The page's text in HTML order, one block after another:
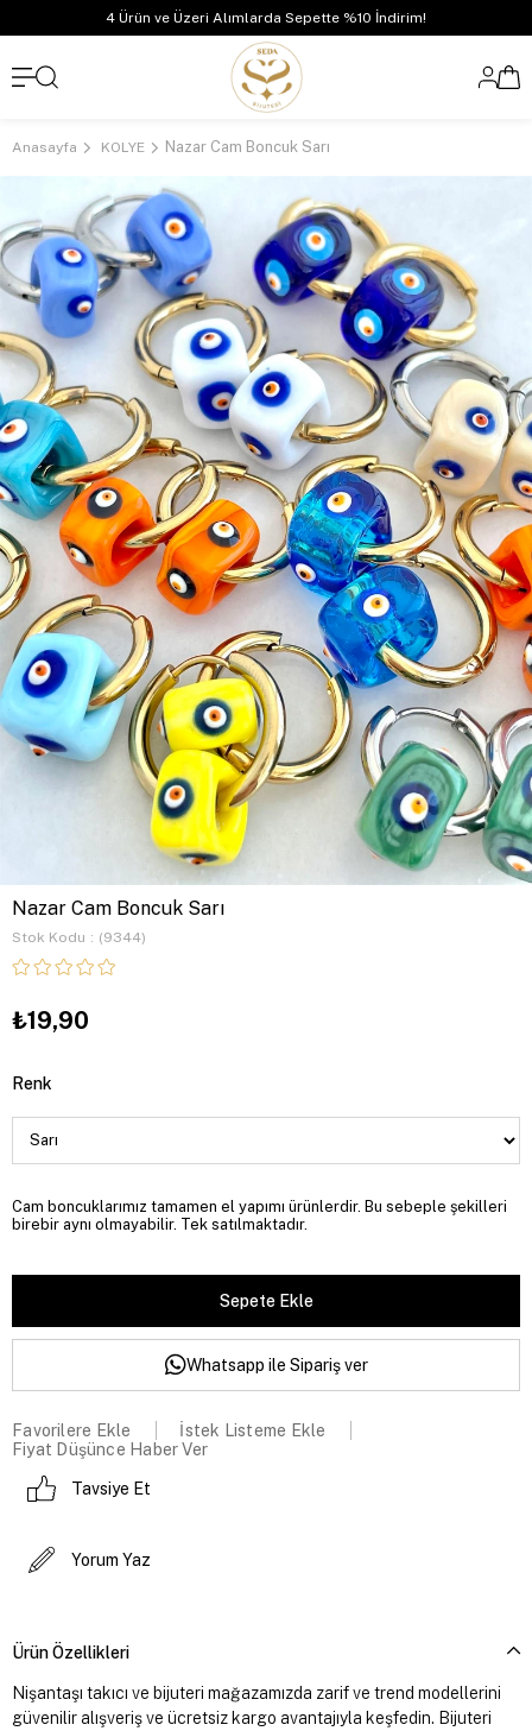
4 Ürün ve Üzeri Alımlarda Sepette %10 İndirim!
Anasayfa KOLYE Nazar Cam Boncuk Sarı
Nazar Cam Boncuk Sarı
Stok Kodu (9344)
₺19,90
Renk
Cam boncuklarımız tamamen el yapımı ürünlerdir. Bu sebeple şekilleri
birebir aynı olmayabilir. Tek satılmaktadır.
Whatsapp ile Sipariş ver
Favorilere Ekle
İstek Listeme Ekle
Fiyat Düşünce Haber Ver
Tavsiye Et
Yorum Yaz
Ürün Özellikleri
Nişantaşı takıcı ve bijuteri mağazamızda zarif ve trend modellerini
güvenilir alışveriş ve ücretsiz kargo avantajıyla keşfedin. Bijuteri